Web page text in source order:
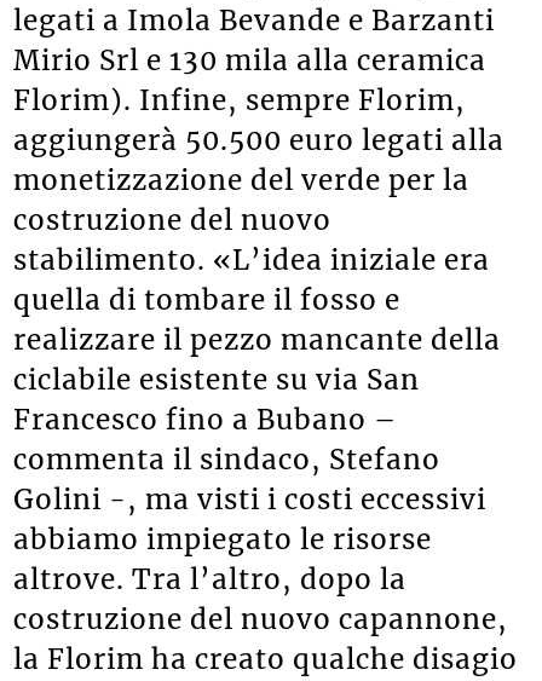
legati a Imola Bevande e Barzanti
Mirio Srl e 130 mila alla ceramica
Florim). Infine, sempre Florim,
aggiungerà 50.500 euro legati alla
monetizzazione del verde per la
costruzione del nuovo
stabilimento. «L’idea iniziale era
quella di tombare il fosso e
realizzare il pezzo mancante della
ciclabile esistente su via San
Francesco fino a Bubano –
commenta il sindaco, Stefano
Golini -, ma visti i costi eccessivi
abbiamo impiegato le risorse
altrove. Tra l’altro, dopo la
costruzione del nuovo capannone,
la Florim ha creato qualche disagio